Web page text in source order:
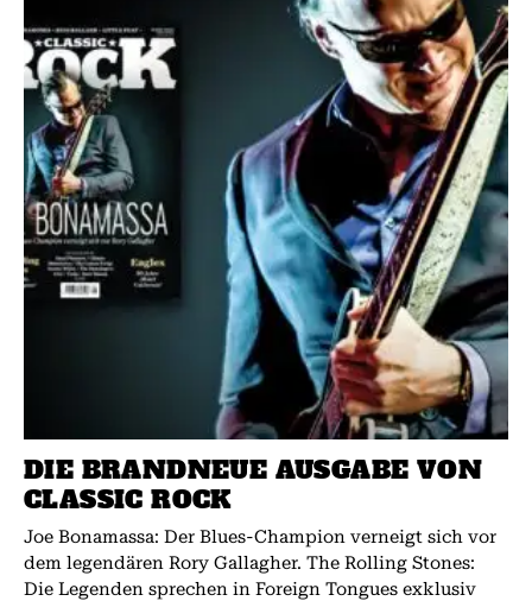
DIE BRANDNEUE AUSGABE VON
CLASSIC ROCK
Joe Bonamassa: Der Blues-Champion verneigt sich vor
dem legendären Rory Gallagher. The Rolling Stones:
Die Legenden sprechen in Foreign Tongues exklusiv